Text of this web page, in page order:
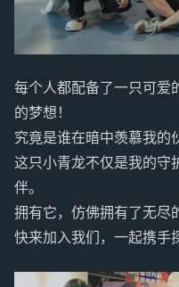
每个人都配备了一只可爱
的梦想！
究竟是谁在暗中羡慕我的
这只小青龙不仅是我的守
伴。
拥有它，仿佛拥有了无尽
快来加入我们，一起携手